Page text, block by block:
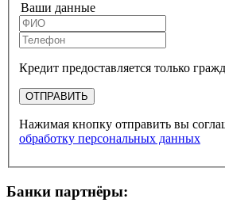
Ваши данные
Кредит предоставляется только
ОТПРАВИТЬ
Нажимая кнопку отправить вы
обработку персональных данных
Банки партнёры: